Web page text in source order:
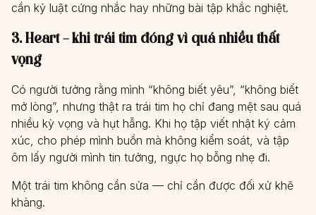
cần kỷ luật cứng nhắc hay những bài tập khắc nghiệt.
3. Heart – khi trái tim đóng vì quá nhiều thất
vọng
Có người tưởng rằng mình “không biết yêu”, “không biết
mở lòng”, nhưng thật ra trái tim họ chỉ đang mệt sau quá
nhiều kỳ vọng và hụt hẫng. Khi họ tập viết nhật ký cảm
xúc, cho phép mình buồn mà không kiểm soát, và tập
ôm lấy người mình tin tưởng, ngực họ bỗng nhẹ đi.
Một trái tim không cần sửa — chỉ cần được đối xử khẽ
khàng.